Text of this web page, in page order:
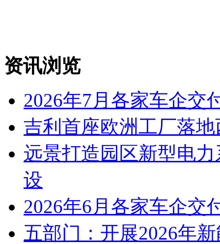
资讯浏览
2026年7月各家车企交
吉利首座欧洲工厂落
远景打造园区新型电
设
2026年6月各家车企交
五部门：开展2026年